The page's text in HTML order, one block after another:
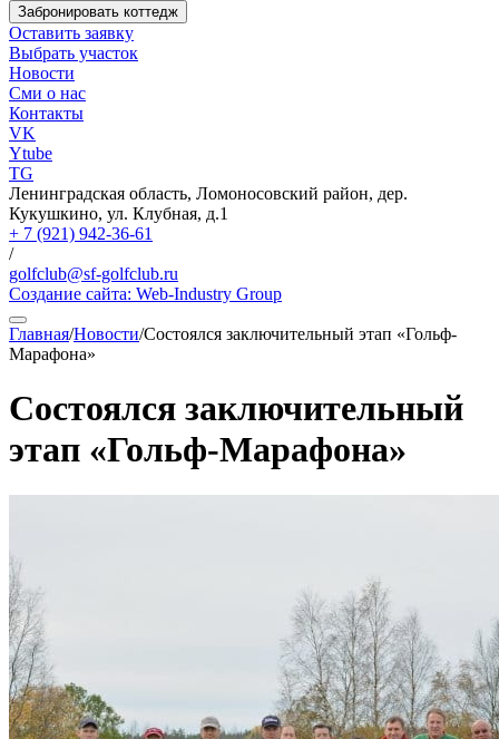
Забронировать коттедж
Оставить заявку
Выбрать участок
Новости
Сми о нас
Контакты
VK
Ytube
TG
Ленинградская область, Ломоносовский район, дер.
Кукушкино, ул. Клубная, д.1
+ 7 (921) 942-36-61
/
golfclub@sf-golfclub.ru
Создание сайта: Web-Industry Group
Главная/Новости/Состоялся заключительный этап «Гольф-
Марафона»
Состоялся заключительный
этап «Гольф-Марафона»